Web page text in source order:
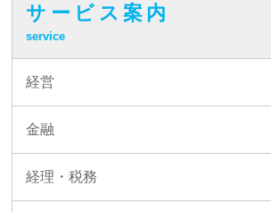
サービス案内
service
経営
金融
経理・税務